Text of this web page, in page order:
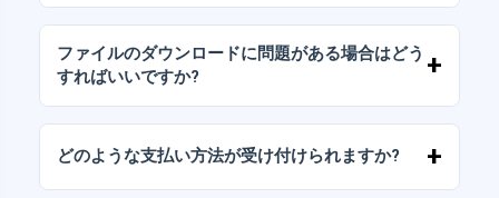
ます。お気軽にお問い合わせいただき、ご希望
をお伝えください。
ファイルのダウンロードに問題がある場合はどう
すればいいですか?
さい。追加料金なしでファイルの回復をお手伝
いいたします。
どのような支払い方法が受け付けられますか?